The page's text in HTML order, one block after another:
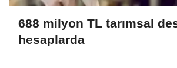
688 milyon TL tarımsal
hesaplarda